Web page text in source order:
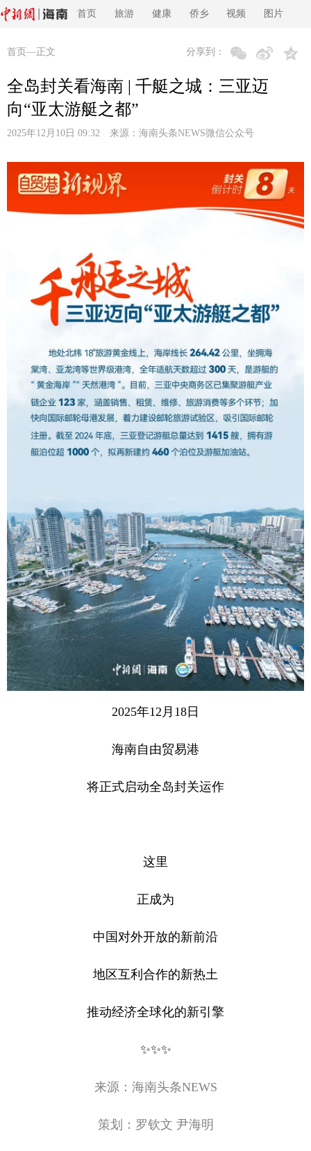
首页 旅游 健康 侨乡 视频 图片
首页 —正文 分享到：
全岛封关看海南 | 千艇之城：三亚迈
向“亚太游艇之都”
2025年12月10日 09:32 来源： 海南头条NEWS微信公众号
2025年12月18日
海南自由贸易港
将正式启动全岛封关运作
这里
正成为
中国对外开放的新前沿
地区互利合作的新热土
推动经济全球化的新引擎
✨️✨️✨️
来源：海南头条NEWS
策划：罗钦文 尹海明